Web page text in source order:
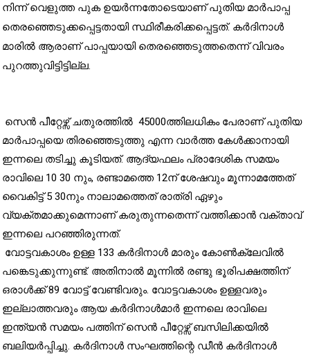
നിന്ന് വെളുത്ത പുക ഉയർന്നതോടെയാണ് പുതിയ മാർപാപ്പ
തെരഞ്ഞെടുക്കപ്പെട്ടതായി സ്ഥിരീകരിക്കപ്പെട്ടത്. കർദിനാൾ
മാരിൽ ആരാണ് പാപ്പയായി തെരഞ്ഞെടുത്തതെന്ന് വിവരം
പുറത്തുവിട്ടിട്ടില്ല.
സെൻ പീറ്റേഴ്സ് ചതുരത്തിൽ 45000ത്തിലധികം പേരാണ് പുതിയ
മാർപാപ്പയെ തിരഞ്ഞെടുത്തു എന്ന വാർത്ത കേൾക്കാനായി
ഇന്നലെ തടിച്ചു കൂടിയത്. ആദ്യഫലം പ്രാദേശിക സമയം
രാവിലെ 10 30 നും, രണ്ടാമത്തെ 12ന് ശേഷവും മൂന്നാമത്തേത്
വൈകിട്ട് 5 30നും നാലാമത്തെത് രാത്രി ഏഴും
വ്യക്തമാക്കുമെന്നാണ് കരുതുന്നതെന്ന് വത്തിക്കാൻ വക്താവ്
ഇന്നലെ പറഞ്ഞിരുന്നത്.
വോട്ടവകാശം ഉള്ള 133 കർദിനാൾ മാരും കോൺക്ലേവിൽ
പങ്കെടുക്കുന്നുണ്ട്. അതിനാൽ മൂന്നിൽ രണ്ടു ഭൂരിപക്ഷത്തിന്
ഒരാൾക്ക് 89 വോട്ട് വേണ്ടിവരും. വോട്ടവകാശം ഉള്ളവരും
ഇല്ലാത്തവരും ആയ കർദിനാൾമാർ ഇന്നലെ രാവിലെ
ഇന്ത്യൻ സമയം പത്തിന് സെൻ പീറ്റേഴ്സ് ബസിലിക്കയിൽ
ബലിയർപ്പിച്ചു. കർദിനാൾ സംഘത്തിന്റെ ഡീൻ കർദിനാൾ